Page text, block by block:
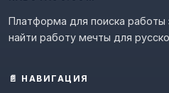
Платформа для поиска работы
найти работу мечты для
📄 НАВИГАЦИЯ